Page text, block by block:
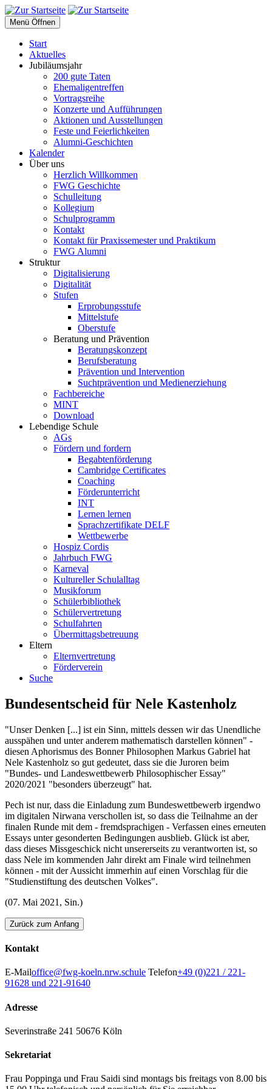
Menü Öffnen
Start
Aktuelles
Jubiläumsjahr
200 gute Taten
Ehemaligentreffen
Vortragsreihe
Konzerte und Aufführungen
Aktionen und Ausstellungen
Feste und Feierlichkeiten
Alumni-Geschichten
Kalender
Über uns
Herzlich Willkommen
FWG Geschichte
Schulleitung
Kollegium
Schulprogramm
Kontakt
Kontakt für Praxissemester und Praktikum
FWG Alumni
Struktur
Digitalisierung
Digitalität
Stufen
Erprobungsstufe
Mittelstufe
Oberstufe
Beratung und Prävention
Beratungskonzept
Berufsberatung
Prävention und Intervention
Suchtprävention und Medienerziehung
Fachbereiche
MINT
Download
Lebendige Schule
AGs
Fördern und fordern
Begabtenförderung
Cambridge Certificates
Coaching
Förderunterricht
INT
Lernen lernen
Sprachzertifikate DELF
Wettbewerbe
Hospiz Cordis
Jahrbuch FWG
Karneval
Kultureller Schulalltag
Musikforum
Schülerbibliothek
Schülervertretung
Schulfahrten
Übermittagsbetreuung
Eltern
Elternvertretung
Förderverein
Suche
Bundesentscheid für Nele Kastenholz
"Unser Denken [...] ist ein Sinn, mittels dessen wir das Unendliche
ausspähen und unter anderem mathematisch darstellen können" -
diesen Aphorismus des Bonner Philosophen Markus Gabriel hat
Nele Kastenholz so gut gedeutet, dass sie die Juroren beim
"Bundes- und Landeswettbewerb Philosophischer Essay"
2020/2021 "besonders überzeugt" hat.
Pech ist nur, dass die Einladung zum Bundeswettbewerb irgendwo
im digitalen Nirwana verschollen ist, so dass die Teilnahme an der
finalen Runde mit dem - fremdsprachigen - Verfassen eines erneuten
Essays unter gesonderten Bedingungen ausblieb. Glück ist aber,
dass dieses Missgeschick nicht unsererseits zu verantworten ist, so
dass Nele im kommenden Jahr direkt am Finale wird teilnehmen
können - mit der Aussicht immerhin auf einen Vorschlag für die
"Studienstiftung des deutschen Volkes".
(07. Mai 2021, Sin.)
Zurück zum Anfang
Kontakt
E-Mailoffice@fwg-koeln.nrw.schule Telefon+49 (0)221 / 221-
91628 und 221-91640
Adresse
Severinstraße 241 50676 Köln
Sekretariat
Frau Poppinga und Frau Saidi sind montags bis freitags von 8.00 bis